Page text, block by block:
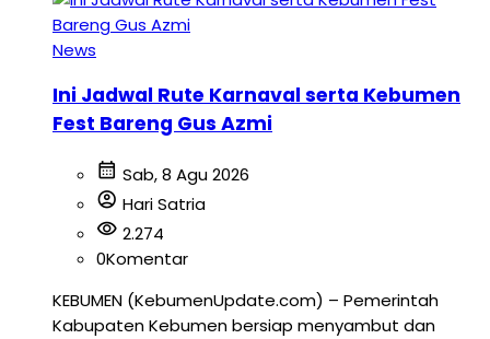
News
Ini Jadwal Rute Karnaval serta Kebumen
Fest Bareng Gus Azmi
calendar_month Sab, 8 Agu 2026
account_circle Hari Satria
visibility 2.274
0Komentar
KEBUMEN (KebumenUpdate.com) – Pemerintah
Kabupaten Kebumen bersiap menyambut dan